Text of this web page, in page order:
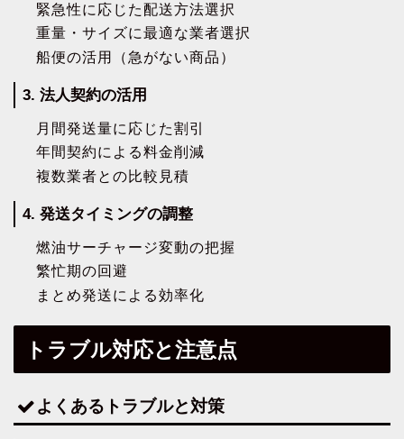
緊急性に応じた配送方法選択
重量・サイズに最適な業者選択
船便の活用（急がない商品）
3. 法人契約の活用
月間発送量に応じた割引
年間契約による料金削減
複数業者との比較見積
4. 発送タイミングの調整
燃油サーチャージ変動の把握
繁忙期の回避
まとめ発送による効率化
トラブル対応と注意点
よくあるトラブルと対策